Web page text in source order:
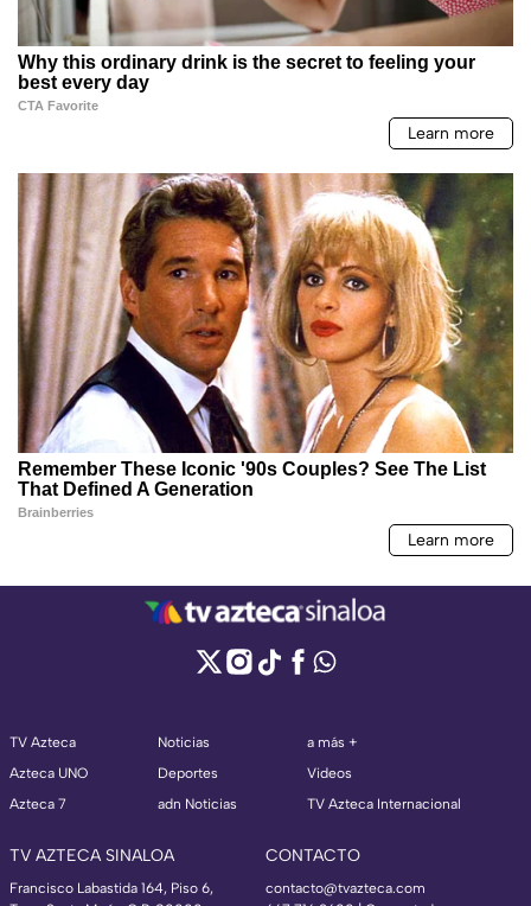
TV Azteca
Azteca UNO
Azteca 7
Noticias
Deportes
adn Noticias
a más +
Videos
TV Azteca Internacional
TV AZTECA SINALOA
Francisco Labastida 164, Piso 6,
CONTACTO
contacto@tvazteca.com